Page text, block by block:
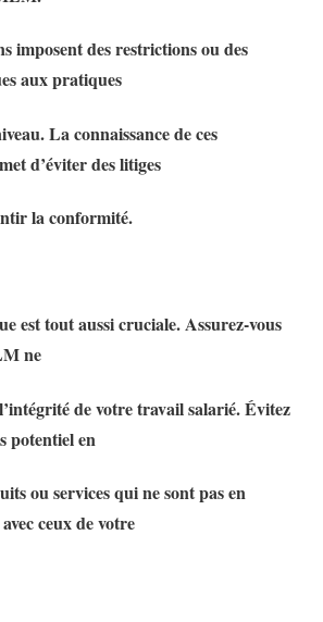
imposent des restrictions ou des
aux pratiques
La connaissance de ces
d’éviter des litiges
la conformité.
est tout aussi cruciale. Assurez-vous
ne
de votre travail salarié. Évitez
potentiel en
ou services qui ne sont pas en
ceux de votre